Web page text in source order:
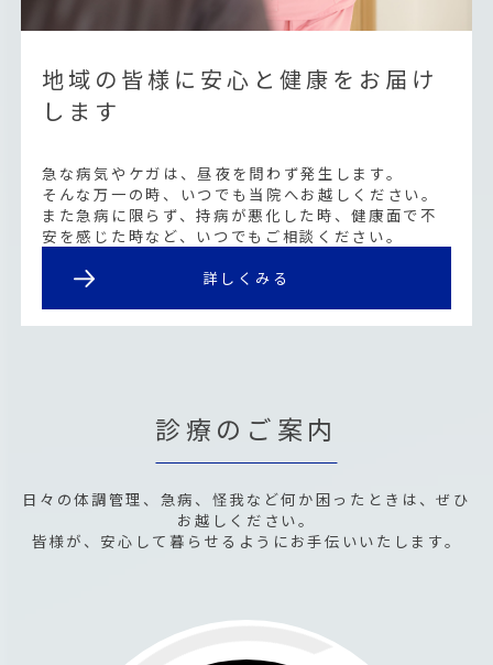
地域の皆様に安心と健康をお届け
します
急な病気やケガは、昼夜を問わず発生します。
そんな万一の時、いつでも当院へお越しください。
また急病に限らず、持病が悪化した時、健康面で不
安を感じた時など、いつでもご相談ください。
詳しくみる
診療のご案内
日々の体調管理、急病、怪我など何か困ったときは、ぜひ
お越しください。
皆様が、安心して暮らせるようにお手伝いいたします。